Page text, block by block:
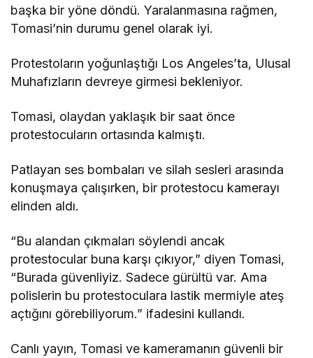
başka bir yöne döndü. Yaralanmasına rağmen,
Tomasi’nin durumu genel olarak iyi.
Protestoların yoğunlaştığı Los Angeles’ta, Ulusal
Muhafızların devreye girmesi bekleniyor.
Tomasi, olaydan yaklaşık bir saat önce
protestocuların ortasında kalmıştı.
Patlayan ses bombaları ve silah sesleri arasında
konuşmaya çalışırken, bir protestocu kamerayı
elinden aldı.
“Bu alandan çıkmaları söylendi ancak
protestocular buna karşı çıkıyor,” diyen Tomasi,
“Burada güvenliyiz. Sadece gürültü var. Ama
polislerin bu protestoculara lastik mermiyle ateş
açtığını görebiliyorum.” ifadesini kullandı.
Canlı yayın, Tomasi ve kameramanın güvenli bir